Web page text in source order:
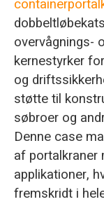
overvågnings-
kernestyrker
og
støtte til
søbroer og
Denne case
af portalkraner
applikationer,
fremskridt i